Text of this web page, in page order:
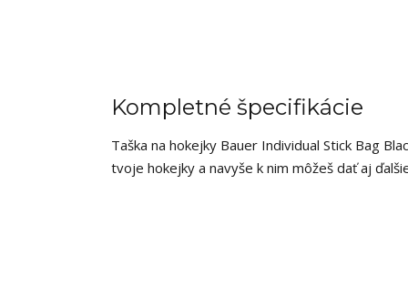
Kompletné špecifikácie
Taška na hokejky Bauer Individual Stick Bag
tvoje hokejky a navyše k nim môžeš dať aj